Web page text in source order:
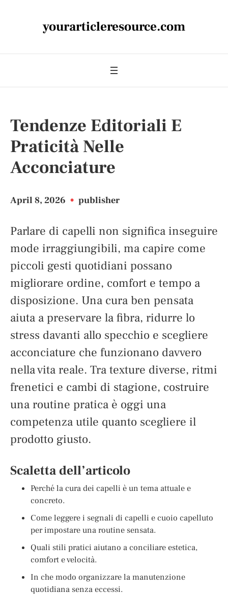
yourarticleresource.com
Tendenze Editoriali E
Praticità Nelle
Acconciature
April 8, 2026 • publisher
Parlare di capelli non significa inseguire
mode irraggiungibili, ma capire come
piccoli gesti quotidiani possano
migliorare ordine, comfort e tempo a
disposizione. Una cura ben pensata
aiuta a preservare la fibra, ridurre lo
stress davanti allo specchio e scegliere
acconciature che funzionano davvero
nella vita reale. Tra texture diverse, ritmi
frenetici e cambi di stagione, costruire
una routine pratica è oggi una
competenza utile quanto scegliere il
prodotto giusto.
Scaletta dell’articolo
Perché la cura dei capelli è un tema attuale e
concreto.
Come leggere i segnali di capelli e cuoio capelluto
per impostare una routine sensata.
Quali stili pratici aiutano a conciliare estetica,
comfort e velocità.
In che modo organizzare la manutenzione
quotidiana senza eccessi.